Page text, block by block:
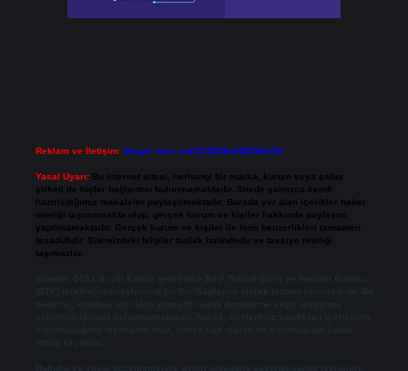
Reklam ve İletişim: Skype: live:.cid.575569c608265c69
Yasal Uyarı: Bu internet sitesi, herhangi bir marka, kurum veya şahıs
şirketi ile hiçbir bağlantısı bulunmamaktadır. Sitede yalnızca kendi
hazırladığımız makaleler paylaşılmaktadır. Burada yer alan içerikler haber
niteliği taşımamakta olup, gerçek kurum ve kişiler hakkında paylaşım
yapılmamaktadır. Gerçek kurum ve kişiler ile isim benzerlikleri tamamen
tesadüfidir. Sitemizdeki bilgiler taslak halindedir ve tavsiye niteliği
taşımazlar.
Sitemiz, 5651 Sayılı Kanun gereğince Bilgi Teknolojileri ve İletişim Kurumu
(BTK) tarafından onaylanmış bir Yer Sağlayıcı olarak hizmet vermektedir. Bu
nedenle, sitedeki içerikleri proaktif olarak denetleme veya araştırma
yükümlülüğümüz bulunmamaktadır. Ancak, üyelerimiz yazdıkları içeriklerin
sorumluluğunu taşımakta olup, siteye üye olarak bu sorumluluğu kabul
etmiş sayılırlar.
Hukuka ve yasal düzenlemelere aykırı olduğunu düşündüğünüz içerikleri,